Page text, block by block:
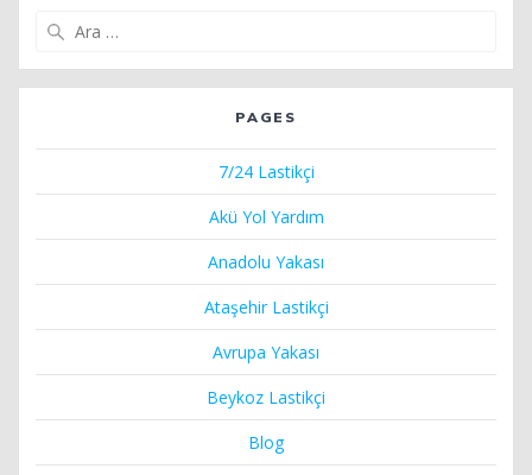
PAGES
7/24 Lastikçi
Akü Yol Yardım
Anadolu Yakası
Ataşehir Lastikçi
Avrupa Yakası
Beykoz Lastikçi
Blog